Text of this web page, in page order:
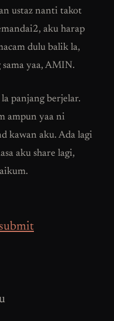
ustaz nanti takot
aku harap
dulu balik la,
sama yaa, AMIN.
panjang berjelar.
ampun yaa ni
kawan aku. Ada lagi
aku share lagi,